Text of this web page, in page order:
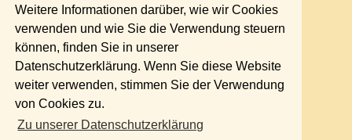
Weitere Informationen darüber, wie wir Cookies
verwenden und wie Sie die Verwendung steuern
können, finden Sie in unserer
Datenschutzerklärung. Wenn Sie diese Website
weiter verwenden, stimmen Sie der Verwendung
von Cookies zu.
Zu unserer Datenschutzerklärung
Lichtenberg
Marzahn
Neukölln
Pankow
Reinickendorf
Schöneberg
Spandau
Steglitz
Tempelhof
Treptow
Umland Ost